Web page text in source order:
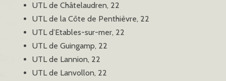
UTL de Châtelaudren, 22
UTL de la Côte de Penthièvre, 22
UTL d’Etables-sur-mer, 22
UTL de Guingamp, 22
UTL de Lannion, 22
UTL de Lanvollon, 22